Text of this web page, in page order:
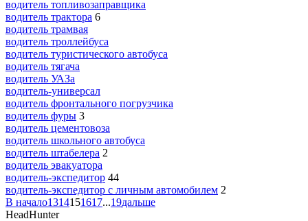
водитель топливозаправщика
водитель трактора 6
водитель трамвая
водитель троллейбуса
водитель туристического автобуса
водитель тягача
водитель УАЗа
водитель-универсал
водитель фронтального погрузчика
водитель фуры 3
водитель цементовоза
водитель школьного автобуса
водитель штабелера 2
водитель эвакуатора
водитель-экспедитор 44
водитель-экспедитор c личным автомобилем 2
В начало1314151617...19дальше
HeadHunter